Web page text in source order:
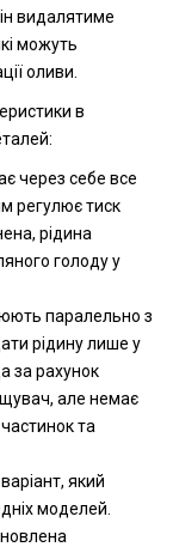
видалятиме
можуть
оливи.
в
через себе все
регулює тиск
рідина
голоду у
паралельно з
рідину лише у
за рахунок
але немає
та
який
моделей.